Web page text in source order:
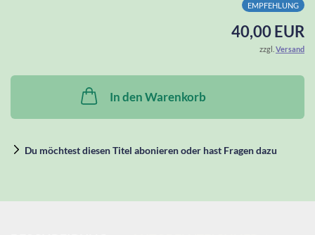
EMPFEHLUNG
40,00 EUR
zzgl. Versand
In den Warenkorb
Du möchtest diesen Titel abonieren oder hast Fragen dazu